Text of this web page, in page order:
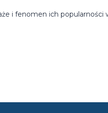
i fenomen ich popularności